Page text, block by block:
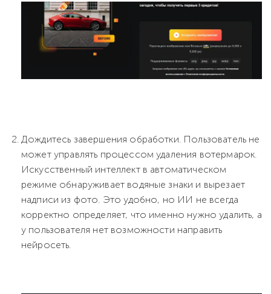
Дождитесь завершения обработки. Пользователь не
может управлять процессом удаления вотермарок.
Искусственный интеллект в автоматическом
режиме обнаруживает водяные знаки и вырезает
надписи из фото. Это удобно, но ИИ не всегда
корректно определяет, что именно нужно удалить, а
у пользователя нет возможности направить
нейросеть.